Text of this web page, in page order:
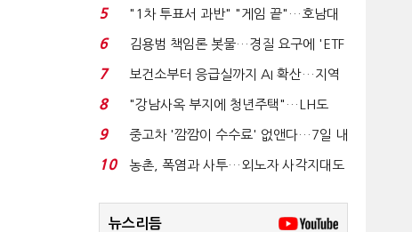
힐 땐 '지지층 불...
5
"1차 투표서 과반" "게임 끝"…호남대
전 앞두고 '충돌'...
6
김용범 책임론 봇물…경질 요구에 'ETF
특검' 주장까지...
7
보건소부터 응급실까지 AI 확산…지역
의료 혁신 본격...
8
"강남사옥 부지에 청년주택"…LH도
'공급 속도전'...
9
중고차 '깜깜이 수수료' 없앤다…7일 내
중대하자 생기...
10
농촌, 폭염과 사투…외노자 사각지대도
뉴스리듬